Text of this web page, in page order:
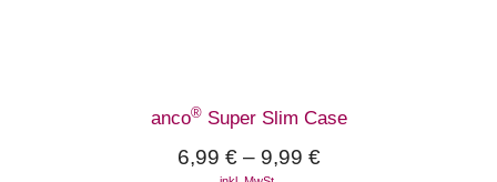
anco®Super Slim Case
6,99 €– 9,99 €